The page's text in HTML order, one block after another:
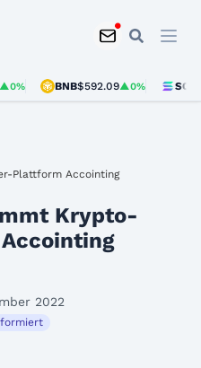
BNB$592.09▲0% SOL
Plattform Accointing
Krypto-
2022